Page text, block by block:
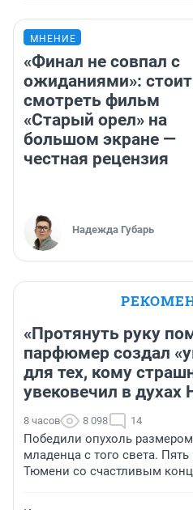
МНЕНИЕ
«Финал не совпал с
ожиданиями»:
смотреть фильм
«Старый орел» на
большом экране —
честная рецензия
Надежда Губарь
«Протянуть руку
парфюмер создал
для тех, кому
увековечил в духах
8 часов 8 098 14
Победили опухоль
младенца с того света.
Тюмени со счастливым